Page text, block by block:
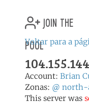
join the
pool
Voltar para a
Account: Brian
Zonas: @ north-
This server was